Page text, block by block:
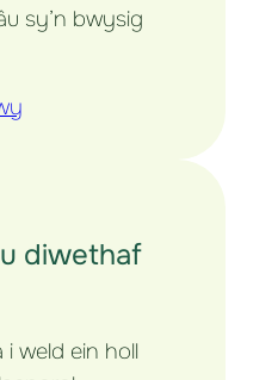
sy’n bwysig
diwethaf
i weld ein holl